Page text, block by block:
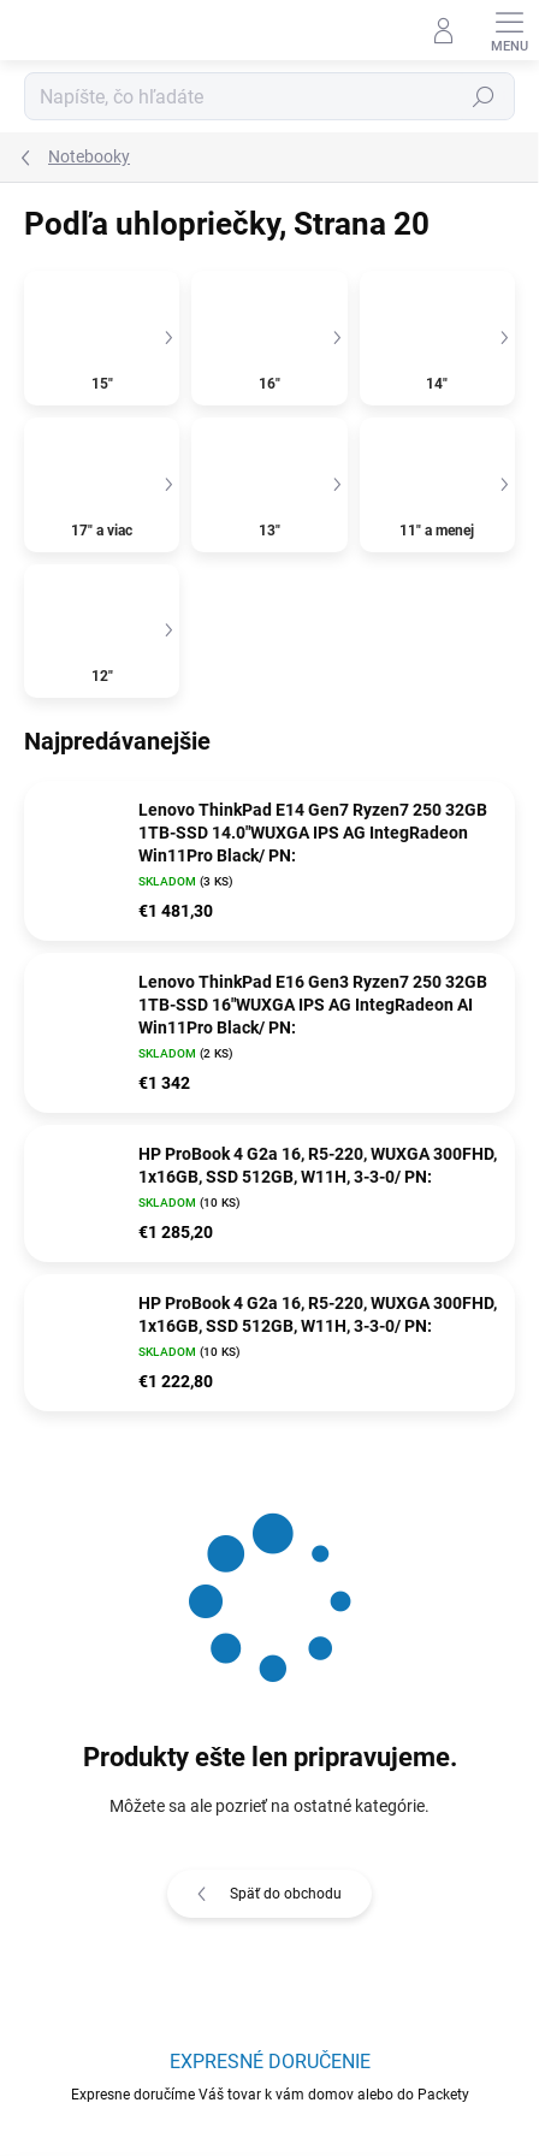
Hľadať
Notebooky
Podľa uhlopriečky, Strana 20
15" 16" 14"
17" a viac 13" 11" a menej
12"
Najpredávanejšie
Lenovo ThinkPad E14 Gen7 Ryzen7 250 32GB
1TB-SSD 14.0"WUXGA IPS AG IntegRadeon
Win11Pro Black/ PN:
SKLADOM (3 KS)
€1 481,30
Lenovo ThinkPad E16 Gen3 Ryzen7 250 32GB
1TB-SSD 16"WUXGA IPS AG IntegRadeon AI
Win11Pro Black/ PN:
SKLADOM (2 KS)
€1 342
HP ProBook 4 G2a 16, R5-220, WUXGA 300FHD,
1x16GB, SSD 512GB, W11H, 3-3-0/ PN:
SKLADOM (10 KS)
€1 285,20
HP ProBook 4 G2a 16, R5-220, WUXGA 300FHD,
1x16GB, SSD 512GB, W11H, 3-3-0/ PN:
SKLADOM (10 KS)
€1 222,80
Produkty ešte len pripravujeme.
Môžete sa ale pozrieť na ostatné kategórie.
Späť do obchodu
EXPRESNÉ DORUČENIE
Expresne doručíme Váš tovar k vám domov alebo do Packety